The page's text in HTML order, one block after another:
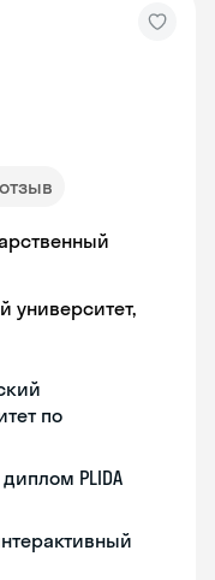
университет,
по
PLIDA